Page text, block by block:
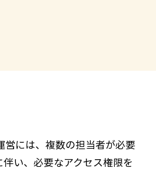
営には、複数の担当者が必要
い、必要なアクセス権限を